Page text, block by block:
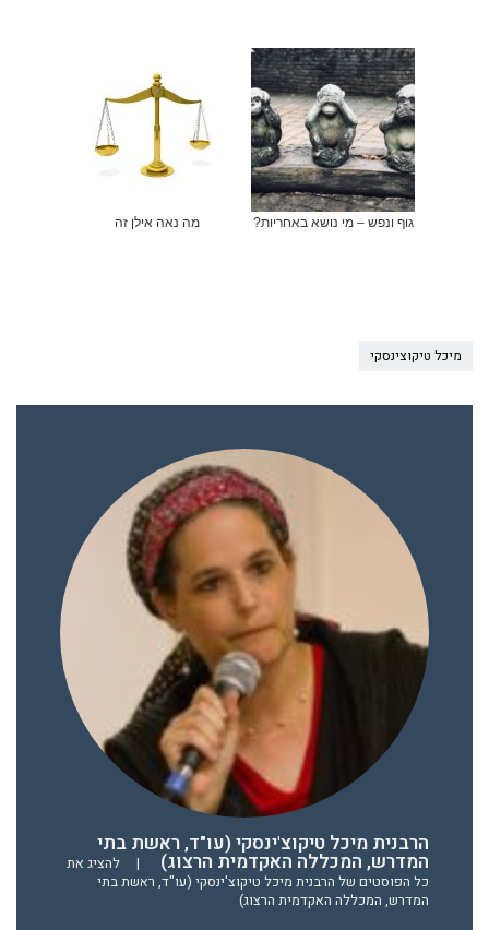
גוף ונפש – מי נושא באחריות? מה נאה אילן זה
מיכל טיקוצינסקי
הרבנית מיכל טיקוצ'ינסקי (עו"ד, ראשת בתי
המדרש, המכללה האקדמית הרצוג) |
להציג את
כל הפוסטים של הרבנית מיכל טיקוצ'ינסקי (עו"ד, ראשת בתי
המדרש, המכללה האקדמית הרצוג)